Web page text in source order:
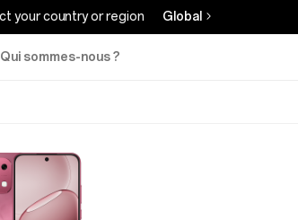
your country or region Global
Qui sommes-nous ?